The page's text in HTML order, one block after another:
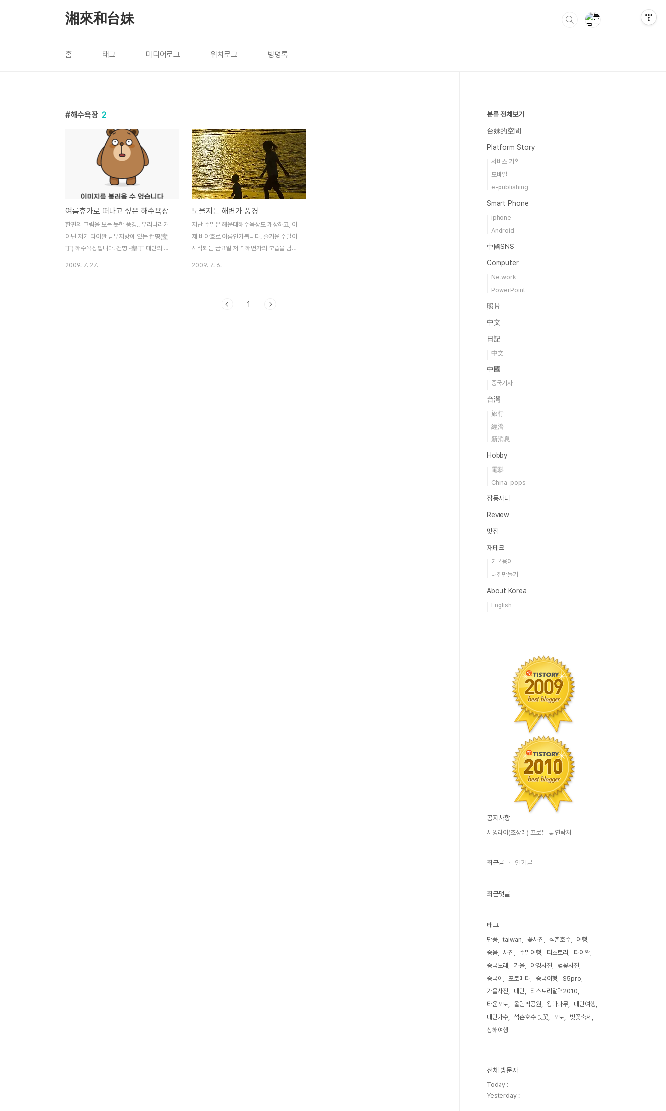
湘來和台妹
홈 태그 미디어로그 위치로그 방명록
해수욕장 2
여름휴가로 떠나고 싶은 해수욕장
한편의 그림을 보는 듯한 풍경.. 우리나라가
아닌 저기 타이완 남부지방에 있는 컨띵(墾
丁) 해수욕장입니다. 컨띵~墾丁 대만의 최
2009. 7. 27.
노을지는 해변가 풍경
지난 주말은 해운대해수욕장도 개장하고, 이
제 바야흐로 여름인가봅니다. 즐거운 주말이
시작되는 금요일 저녁 해변가의 모습을 담아
지 다정해 보입니다. 그리고 모자지간의 아름
2009. 7. 6.
1
분류 전체보기
台妹的空間
Platform Story
서비스 기획
모바일
e-publishing
Smart Phone
iphone
Android
中國SNS
Computer
Network
PowerPoint
照片
中文
日記
中文
中國
중국기사
台灣
旅行
經濟
新消息
Hobby
電影
China-pops
잡동사니
Review
맛집
재테크
기본용어
내집만들기
About Korea
English
공지사항
시앙라이(조상래) 프로필 및 연락처
최근글 인기글
최근댓글
태그
단풍 taiwan 꽃사진 석촌호수
여행
중음
사진 주말여행 티스토리
타이완
중국노래
가을 야경사진
벚꽃사진
중국어
포토메타 중국여행
S5pro
가을사진
대만
티스토리달력2010
타운포토
올림픽공원 왕따나무
대만여행
대만가수
석촌호수 벚꽃 포토
벚꽃축제
상해여행
전체 방문자
Today :
Yesterday :